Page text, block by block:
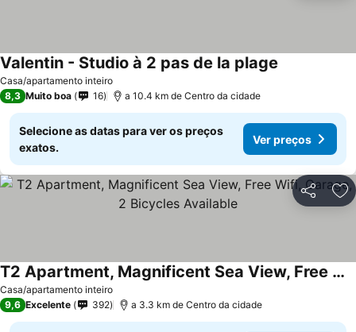
Casa/apartamento inteiro
Valentin - Studio à 2 pas de la plage
8,3 Muito boa 16 a 10.4 km de Centro da cidade
Selecione as datas para ver os preços
exatos.
Ver preços
Partilhar
Casa/apartamento inteiro
T2 Apartment, Magnificent Sea View, Free Wifi, Garage, 2 Bicycles Available
Ver preços
9,6 Excelente 392 a 3.3 km de Centro da cidade